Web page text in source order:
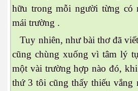
hữu trong mỗi người từng có
mái trường .
Tuy nhiên, như bài thơ đã
cũng chùng xuống vì tâm lý
một vài trường hợp nào đó,
thứ 3 tôi cũng thấy thiếu vắng